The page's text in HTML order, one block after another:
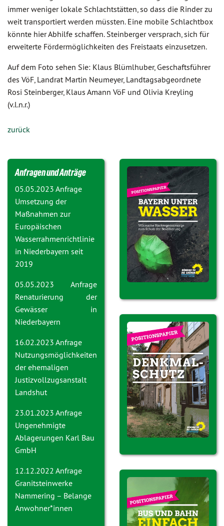
immer weniger lokale Schlachtstätten, so dass die Rinder zu
weit transportiert werden müssten. Eine mobile Schlachtbox
könnte hier Abhilfe schaffen. Steinberger versprach, sich für
erweiterte Fördermöglichkeiten des Freistaats einzusetzen.
Auf dem Foto sehen Sie: Klaus Blümlhuber, Geschaftsführer
des VöF, Landrat Martin Neumeyer, Landtagsabgeordnete
Rosi Steinberger, Klaus Amann VöF und Olivia Kreyling
(v.l.n.r.)
zurück
Anfragen und Anträge
05.05.2023 Anfrage
Umsetzung der
Maßnahmen zur
Europäischen
Wasserrahmenrichtlinie
in Niederbayern seit
2019
05.05.2023 Anfrage
Renaturierung der
Gewässer in
Niederbayern
16.02.2023 Anfrage
Nutzungsmöglichkeiten
der ehemaligen
Justizvollzugsanstalt
Landshut
23.01.2023 Anfrage
Ungenehmigte
Ablagerungen Karl Bau
GmbH
12.12.2022 Anfrage
Granitsteinwerke
Nammering – Belange
Anwohner*innen